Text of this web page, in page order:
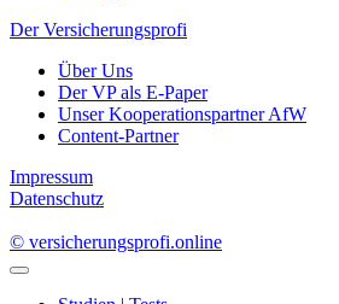
Der Versicherungsprofi
Über Uns
Der VP als E-Paper
Unser Kooperationspartner AfW
Content-Partner
Impressum
Datenschutz
© versicherungsprofi.online